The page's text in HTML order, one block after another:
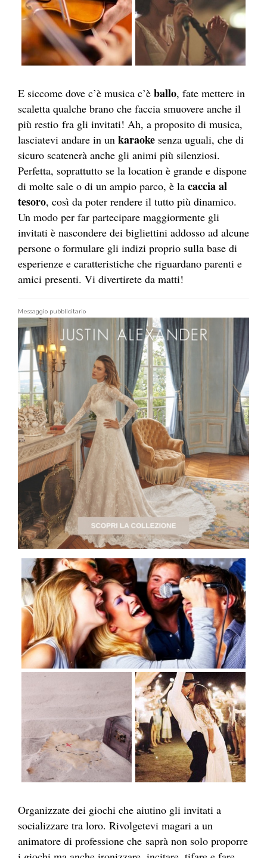
E siccome dove c’è musica c’è ballo, fate mettere in
scaletta qualche brano che faccia smuovere anche il
più restio fra gli invitati! Ah, a proposito di musica,
lasciatevi andare in un karaoke senza uguali, che di
sicuro scatenerà anche gli animi più silenziosi.
Perfetta, soprattutto se la location è grande e dispone
di molte sale o di un ampio parco, è la caccia al
tesoro, così da poter rendere il tutto più dinamico.
Un modo per far partecipare maggiormente gli
invitati è nascondere dei bigliettini addosso ad alcune
persone o formulare gli indizi proprio sulla base di
esperienze e caratteristiche che riguardano parenti e
amici presenti. Vi divertirete da matti!
Messaggio pubblicitario
Organizzate dei giochi che aiutino gli invitati a
socializzare tra loro. Rivolgetevi magari a un
animatore di professione che saprà non solo proporre